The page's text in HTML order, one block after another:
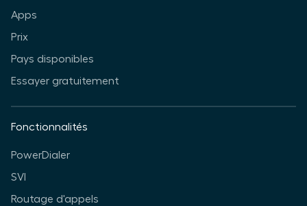
Apps
Prix
Pays disponibles
Essayer gratuitement
Fonctionnalités
PowerDialer
SVI
Routage d'appels